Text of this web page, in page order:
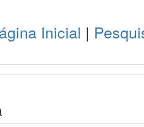
Inicial |